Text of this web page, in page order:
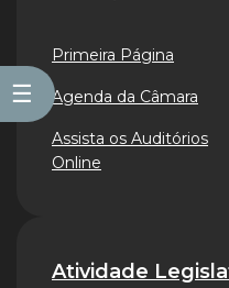
☰
Primeira Página
Agenda da Câmara
Assista os Auditórios
Online
Atividade